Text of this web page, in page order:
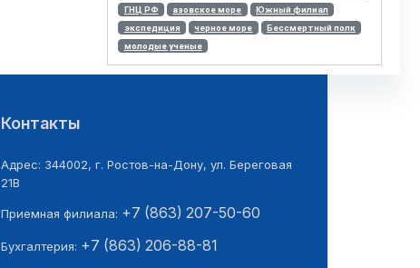
ГНЦ РФ
азовское море
Южный филиал
экспедиция
черное море
Бессмертный полк
молодые ученые
Контакты
Адрес: 344002, г. Ростов-на-Дону, ул. Береговая
21В
Приемная филиала: +7 (863) 207-50-60
Бухгалтерия: +7 (863) 206-88-81